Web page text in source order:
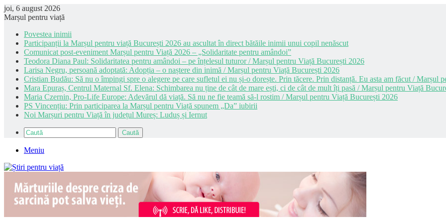
joi, 6 august 2026
Marșul pentru viață
Povestea inimii
Participanții la Marșul pentru viață București 2026 au ascultat în direct bătăile inimii unui copil nenăscut
Comunicat post-eveniment Marșul pentru Viață 2026 – „Solidaritate pentru amândoi”
Teodora Diana Paul: Solidaritatea pentru amândoi – pe înțelesul tuturor / Marșul pentru Viață București 2026
Larisa Negru, persoană adoptată: Adopția – o naștere din inimă / Marșul pentru Viață București 2026
Cristian Budău: Să nu o împingi spre o alegere pe care sufletul ei nu și-o dorește. Prin tăcere. Prin distanță. Eu asta am făcut / Marșul
Mara Epuraș, Centrul Maternal Sf. Elena: Schimbarea nu ține de cât de mare ești, ci de cât de mult îți pasă / Marșul pentru Viață
Maria Czernin, Pro-Life Europe: Adevărul dă viață. Să nu ne fie teamă să-l rostim / Marșul pentru Viață București 2026
PS Vincențiu: Prin participarea la Marșul pentru Viață spunem „Da” iubirii
Noi Marșuri pentru Viață în județul Mureș: Luduș și Iernut
Caută
Meniu